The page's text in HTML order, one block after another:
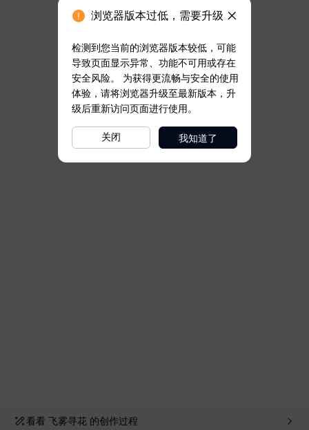
看看 飞雾寻花 的创作过程
浏览器版本过低，需要升级
检测到您当前的浏览器版本较低，可能
导致页面显示异常、功能不可用或存在
安全风险。 为获得更流畅与安全的使用
体验，请将浏览器升级至最新版本，升
级后重新访问页面进行使用。
关闭 我知道了